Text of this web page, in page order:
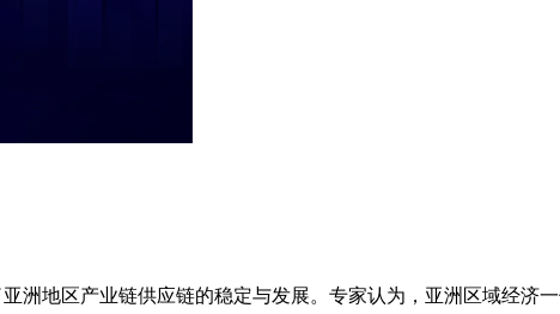
洲地区产业链供应链的稳定与发展。专家认为，亚洲区域经济